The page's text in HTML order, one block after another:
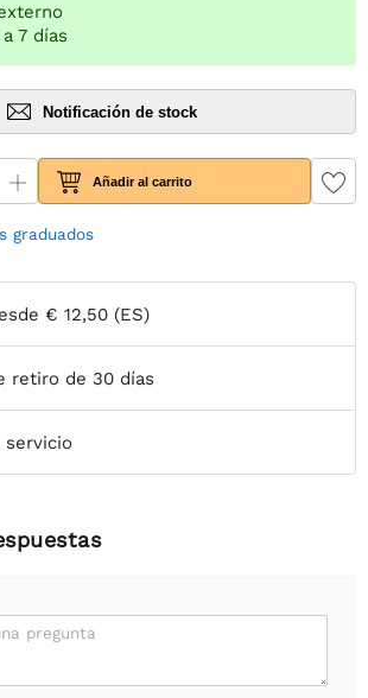
7 días
Notificación de stock
Añadir al carrito
graduados
€ 12,50 (ES)
retiro de 30 días
servicio
pregunta